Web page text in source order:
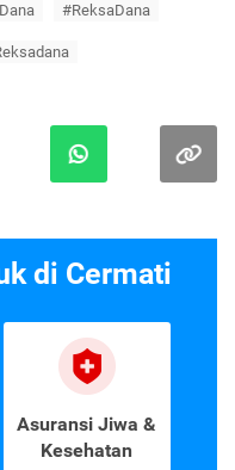
#ReksaDana
di Cermati
Asuransi Jiwa &
Kesehatan